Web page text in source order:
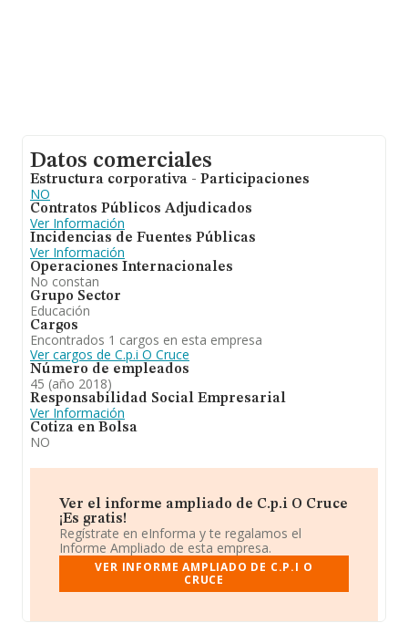
Datos comerciales
Estructura corporativa - Participaciones
NO
Contratos Públicos Adjudicados
Ver Información
Incidencias de Fuentes Públicas
Ver Información
Operaciones Internacionales
No constan
Grupo Sector
Educación
Cargos
Encontrados 1 cargos en esta empresa
Ver cargos de C.p.i O Cruce
Número de empleados
45 (año 2018)
Responsabilidad Social Empresarial
Ver Información
Cotiza en Bolsa
NO
Ver el informe ampliado de C.p.i O Cruce
¡Es gratis!
Regístrate en eInforma y te regalamos el
Informe Ampliado de esta empresa.
VER INFORME AMPLIADO DE C.P.I O
CRUCE